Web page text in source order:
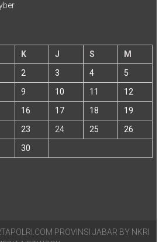
K J S
M
2 3 4
5
9 10 11
12
16 17 18
19
23 24 25
26
30
PROVINSI JABAR BY NKRI